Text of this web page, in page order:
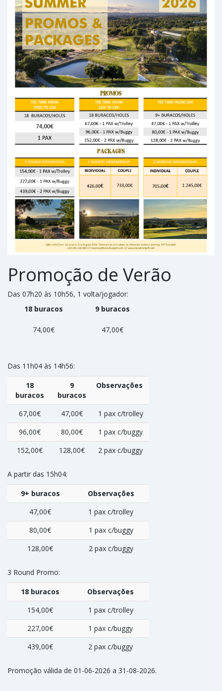
Promoção de Verão
Das 07h20 às 10h56, 1 volta/jogador:
18 buracos
9 buracos
74,00€ 47,00€
Das 11h04 às 14h56:
18
buracos
9
buracos
Observações
67,00€ 47,00€
1 pax c/trolley
96,00€
80,00€
1 pax c/buggy
152,00€
128,00€ 2 pax c/buggy
A partir das 15h04:
9+ buracos
Observações
47,00€
1 pax c/trolley
80,00€
1 pax c/buggy
128,00€
2 pax c/buggy
3 Round Promo:
18 buracos
Observações
154,00€
1 pax c/trolley
227,00€
1 pax c/buggy
439,00€
2 pax c/buggy
Promoção válida de 01-06-2026 a 31-08-2026.